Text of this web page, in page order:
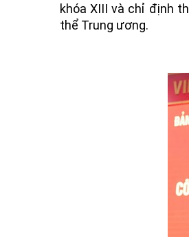
khóa XIII và chỉ định
thể Trung ương.